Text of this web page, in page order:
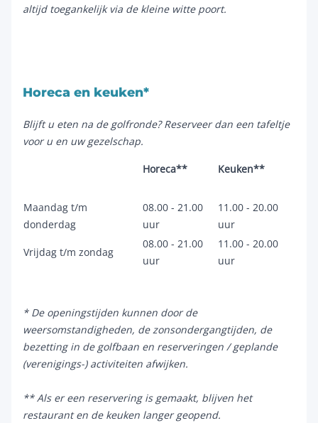
altijd toegankelijk via de kleine witte poort.
Horeca en keuken*
Blijft u eten na de golfronde? Reserveer dan een tafeltje
voor u en uw gezelschap.
Horeca** Keuken**
Maandag t/m
donderdag
08.00 - 21.00
uur
11.00 - 20.00
uur
Vrijdag t/m zondag
08.00 - 21.00
uur
11.00 - 20.00
uur
* De openingstijden kunnen door de
weersomstandigheden, de zonsondergangtijden, de
bezetting in de golfbaan en reserveringen / geplande
(verenigings-) activiteiten afwijken.
** Als er een reservering is gemaakt, blijven het
restaurant en de keuken langer geopend.